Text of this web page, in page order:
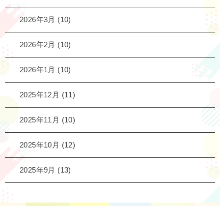
2026年3月 (10)
2026年2月 (10)
2026年1月 (10)
2025年12月 (11)
2025年11月 (10)
2025年10月 (12)
2025年9月 (13)